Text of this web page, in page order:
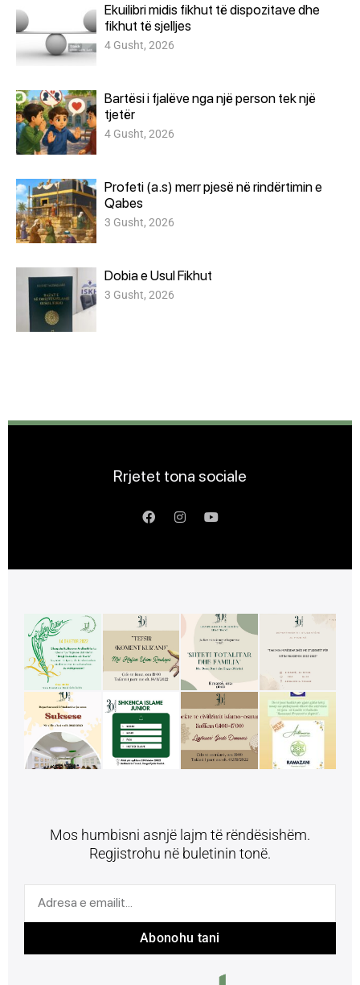
Ekuilibri midis fikhut të dispozitave dhe
fikhut të sjelljes
4 Gusht, 2026
Bartësi i fjalëve nga një person tek një
tjetër
4 Gusht, 2026
Profeti (a.s) merr pjesë në rindërtimin e
Qabes
3 Gusht, 2026
Dobia e Usul Fikhut
3 Gusht, 2026
Rrjetet tona sociale
Mos humbisni asnjë lajm të rëndësishëm.
Regjistrohu në buletinin tonë.
Abonohu tani